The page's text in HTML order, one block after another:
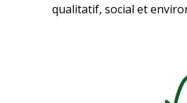
qualitatif, social et